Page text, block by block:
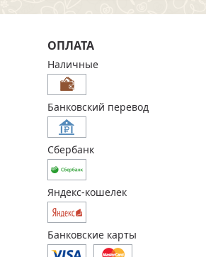
ОПЛАТА
Наличные
Банковский перевод
Сбербанк
Яндекс-кошелек
Банковские карты